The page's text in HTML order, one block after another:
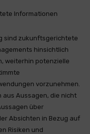
Informationen
sind zukunftsgerichtete
hinsichtlich
weiterhin potenzielle
vorzunehmen.
Aussagen, die nicht
über
Absichten in Bezug auf
Risiken und